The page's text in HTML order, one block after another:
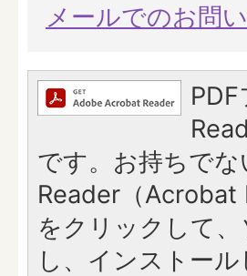
メールでのお問
です。お持ちで
Reader（Acrobat
をクリックして
し、インストー